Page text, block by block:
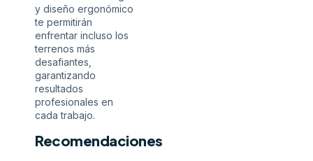
y diseño ergonómico
te permitirán
enfrentar incluso los
terrenos más
desafiantes,
garantizando
resultados
profesionales en
cada trabajo.
Recomendaciones